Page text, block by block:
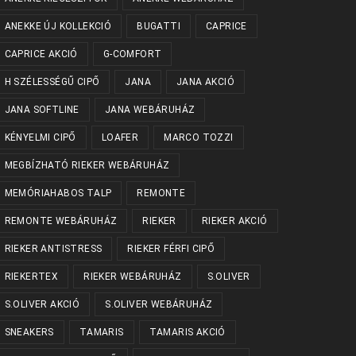
ANEKKE ÚJ KOLLEKCIÓ BUGATTI CAPRICE
CAPRICE AKCIÓ G-COMFORT
H SZÉLESSÉGŰ CIPŐ JANA JANA AKCIÓ
JANA SOFTLINE JANA WEBÁRUHÁZ
KÉNYELMI CIPŐ LOAFER MARCO TOZZI
MEGBÍZHATÓ RIEKER WEBÁRUHÁZ
MEMÓRIAHABOS TALP REMONTE
REMONTE WEBÁRUHÁZ RIEKER RIEKER AKCIÓ
RIEKER ANTISTRESS RIEKER FÉRFI CIPŐ
RIEKERTEX RIEKER WEBÁRUHÁZ S.OLIVER
S.OLIVER AKCIÓ S.OLIVER WEBÁRUHÁZ
SNEAKERS TAMARIS TAMARIS AKCIÓ